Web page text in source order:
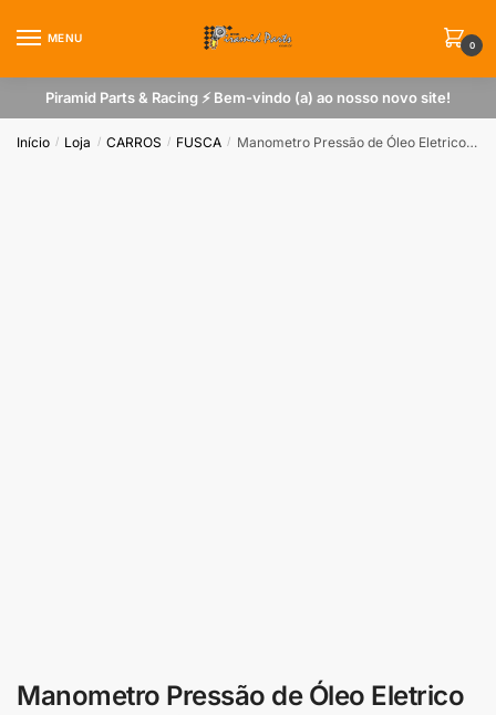
MENU
0
Piramid Parts & Racing ⚡ Bem-vindo (a) ao nosso novo site!
Início / Loja / CARROS / FUSCA / Manometro Pressão de Óleo Eletrico 5 kg 52mm Linha Retro Bege para Fusca
Manometro Pressão de Óleo Eletrico